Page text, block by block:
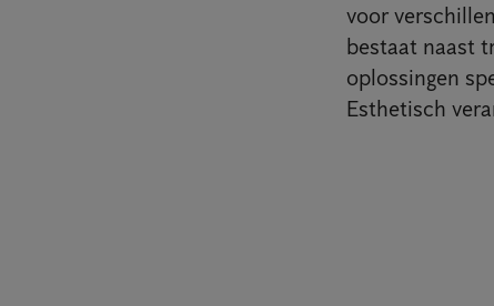
voor
bestaat naast
oplossingen
Esthetisch